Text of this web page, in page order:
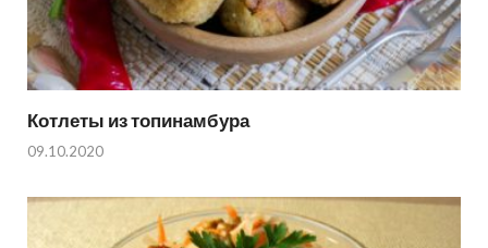
Котлеты из топинамбура
09.10.2020